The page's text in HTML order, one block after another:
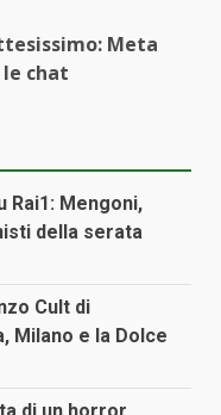
Meta
chat
Rai1: Mengoni,
della serata
Cult di
Milano e la Dolce